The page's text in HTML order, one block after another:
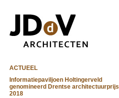
ACTUEEL
Informatiepaviljoen Holtingerveld
genomineerd Drentse architectuurprijs
2018